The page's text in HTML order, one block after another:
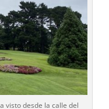
visto desde la calle del